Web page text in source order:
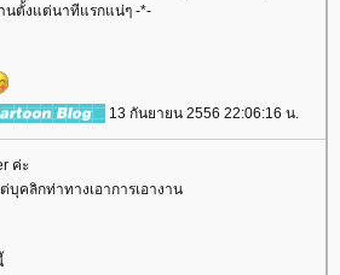
นตั้งแต่นาทีแรกแน่ๆ -*-
13 กันยายน 2556 22:06:16 น.
ค่ะ
คลิกท่าทางเอาการเอางาน